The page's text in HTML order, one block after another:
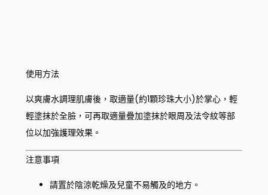
使用方法
以爽膚水調理肌膚後，取適量(約1顆珍珠大小)於掌心，輕
輕塗抹於全臉，可再取適量疊加塗抹於眼周及法令紋等部
位以加強護理效果。
注意事項
請置於陰涼乾燥及兒童不易觸及的地方。